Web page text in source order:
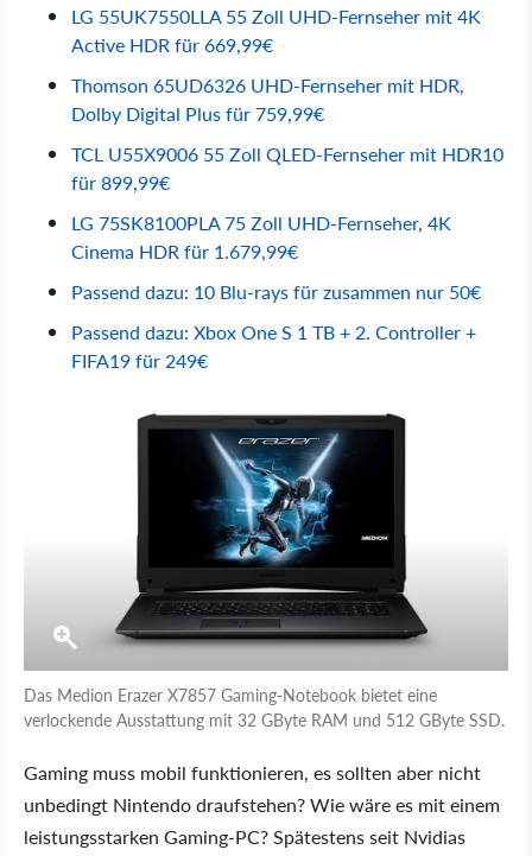
LG 55UK7550LLA 55 Zoll UHD-Fernseher mit 4K
Active HDR für 669,99€
Thomson 65UD6326 UHD-Fernseher mit HDR,
Dolby Digital Plus für 759,99€
TCL U55X9006 55 Zoll QLED-Fernseher mit HDR10
für 899,99€
LG 75SK8100PLA 75 Zoll UHD-Fernseher, 4K
Cinema HDR für 1.679,99€
Passend dazu: 10 Blu-rays für zusammen nur 50€
Passend dazu: Xbox One S 1 TB + 2. Controller +
FIFA19 für 249€
Das Medion Erazer X7857 Gaming-Notebook bietet eine
verlockende Ausstattung mit 32 GByte RAM und 512 GByte SSD.
Gaming muss mobil funktionieren, es sollten aber nicht
unbedingt Nintendo draufstehen? Wie wäre es mit einem
leistungsstarken Gaming-PC? Spätestens seit Nvidias